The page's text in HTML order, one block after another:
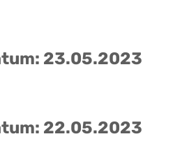
23.05.2023
22.05.2023